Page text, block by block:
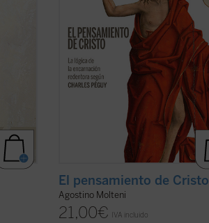
pensamiento de ...
(ver ficha)
El pensamiento de Cristo
Agostino Molteni
21,00€ IVA incluido